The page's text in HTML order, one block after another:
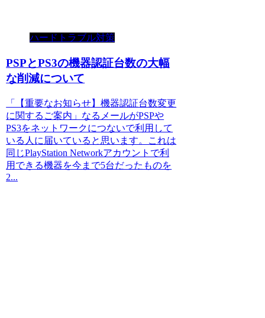
ハードトラブル対策
PSPとPS3の機器認証台数の大幅
な削減について
「【重要なお知らせ】機器認証台数変更
に関するご案内」なるメールがPSPや
PS3をネットワークにつないで利用して
いる人に届いていると思います。これは
同じPlayStation Networkアカウントで利
用できる機器を今まで5台だったものを
2...